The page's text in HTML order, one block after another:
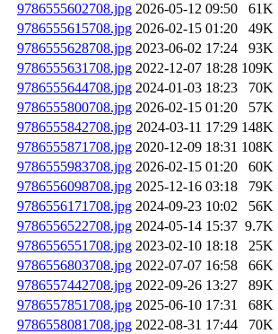
9786555602708.jpg 2026-05-12 09:50
61K
9786555615708.jpg 2026-02-15 01:20
49K
9786555628708.jpg 2023-06-02 17:24
93K
9786555631708.jpg 2022-12-07 18:28 109K
9786555644708.jpg 2024-01-03 18:23
70K
9786555800708.jpg 2026-02-15 01:20
57K
9786555842708.jpg 2024-03-11 17:29 148K
9786555871708.jpg 2020-12-09 18:31 108K
9786555983708.jpg 2026-02-15 01:20
60K
9786556098708.jpg 2025-12-16 03:18
79K
9786556171708.jpg 2024-09-23 10:02
56K
9786556522708.jpg 2024-05-14 15:37 9.7K
9786556551708.jpg 2023-02-10 18:18
25K
9786556803708.jpg 2022-07-07 16:58
66K
9786557442708.jpg 2022-09-26 13:27
89K
9786557851708.jpg 2025-06-10 17:31
68K
9786558081708.jpg 2022-08-31 17:44
70K